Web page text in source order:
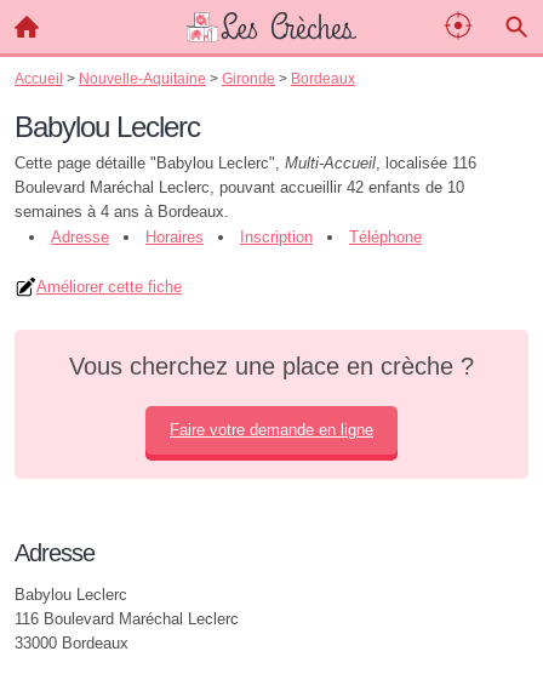
Accueil > Nouvelle-Aquitaine > Gironde > Bordeaux
Babylou Leclerc
Cette page détaille "Babylou Leclerc", Multi-Accueil, localisée 116
Boulevard Maréchal Leclerc, pouvant accueillir 42 enfants de 10
semaines à 4 ans à Bordeaux.
Adresse
Horaires Inscription Téléphone
Améliorer cette fiche
Vous cherchez une place en crèche ?
Faire votre demande en ligne
Adresse
Babylou Leclerc
116 Boulevard Maréchal Leclerc
33000 Bordeaux